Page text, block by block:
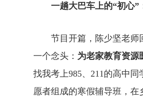
一趟大巴车上的“初心
节目开篇，陈少坚老师回
一个念头： 为老家教育资源
找我考上985、211的高中
愿者组成的寒假辅导班，